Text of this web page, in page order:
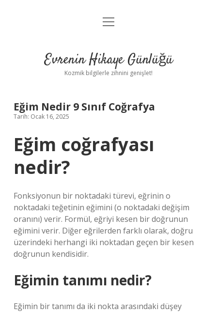
Anasayfa
Yasal Uyarı
menüyü
Evrenin Hikaye Günlüğü
Kozmik bilgilerle zihnini genişlet!
Eğim Nedir 9 Sınıf Coğrafya
Tarih: Ocak 16, 2025
Eğim coğrafyası
nedir?
Fonksiyonun bir noktadaki türevi, eğrinin o
noktadaki teğetinin eğimini (o noktadaki değişim
oranını) verir. Formül, eğriyi kesen bir doğrunun
eğimini verir. Diğer eğrilerden farklı olarak, doğru
üzerindeki herhangi iki noktadan geçen bir kesen
doğrunun kendisidir.
Eğimin tanımı nedir?
Eğimin bir tanımı da iki nokta arasındaki düşey